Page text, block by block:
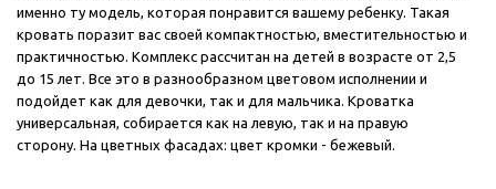
именно ту модель, которая понравится вашему ребенку. Такая
кровать поразит вас своей компактностью, вместительностью и
практичностью. Комплекс рассчитан на детей в возрасте от 2,5
до 15 лет. Все это в разнообразном цветовом исполнении и
подойдет как для девочки, так и для мальчика. Кроватка
универсальная, собирается как на левую, так и на правую
сторону. На цветных фасадах: цвет кромки - бежевый.